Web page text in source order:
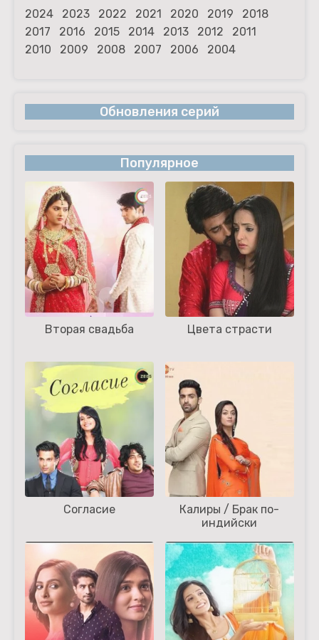
2024 2023 2022 2021 2020 2019
2018
2017
2016 2015 2014 2013 2012
2011
2010
2009 2008 2007 2006 2004
Обновления серий
Популярное
Вторая свадьба Цвета страсти
Согласие
Калиры / Брак по-
индийски